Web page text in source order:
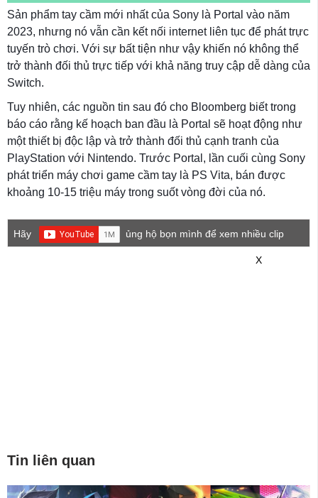
Sản phẩm tay cầm mới nhất của Sony là Portal vào năm
2023, nhưng nó vẫn cần kết nối internet liên tục để phát trực
tuyến trò chơi. Với sự bất tiện như vậy khiến nó không thể
trở thành đối thủ trực tiếp với khả năng truy cập dễ dàng của
Switch.
Tuy nhiên, các nguồn tin sau đó cho Bloomberg biết trong
báo cáo rằng kế hoạch ban đầu là Portal sẽ hoạt động như
một thiết bị độc lập và trở thành đối thủ cạnh tranh của
PlayStation với Nintendo. Trước Portal, lần cuối cùng Sony
phát triển máy chơi game cầm tay là PS Vita, bán được
khoảng 10-15 triệu máy trong suốt vòng đời của nó.
Hãy
ủng hộ bọn mình để xem nhiều clip
X
Tin liên quan